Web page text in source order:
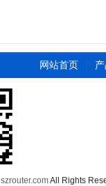
网站首页
szrouter.comAll Rights